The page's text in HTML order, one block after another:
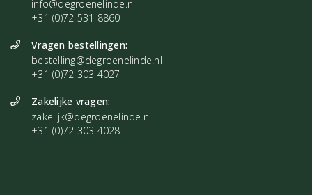
info@degroenelinde.nl
+31 (0)72 531 8860
Vragen bestellingen:
bestelling@degroenelinde.nl
+31 (0)72 303 4027
Zakelijke vragen:
zakelijk@degroenelinde.nl
+31 (0)72 303 4028